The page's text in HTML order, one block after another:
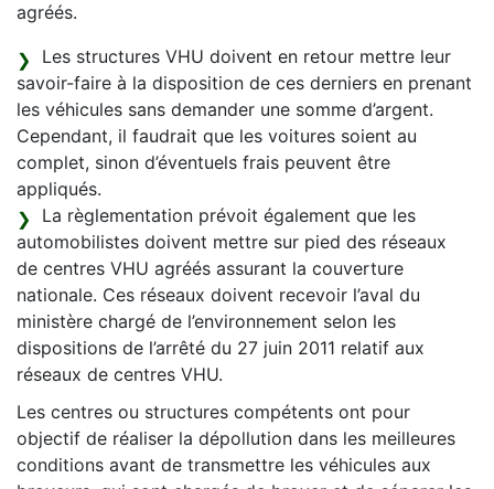
agréés.
Les structures VHU doivent en retour mettre leur
savoir-faire à la disposition de ces derniers en prenant
les véhicules sans demander une somme d’argent.
Cependant, il faudrait que les voitures soient au
complet, sinon d’éventuels frais peuvent être
appliqués.
La règlementation prévoit également que les
automobilistes doivent mettre sur pied des réseaux
de centres VHU agréés assurant la couverture
nationale. Ces réseaux doivent recevoir l’aval du
ministère chargé de l’environnement selon les
dispositions de l’arrêté du 27 juin 2011 relatif aux
réseaux de centres VHU.
Les centres ou structures compétents ont pour
objectif de réaliser la dépollution dans les meilleures
conditions avant de transmettre les véhicules aux